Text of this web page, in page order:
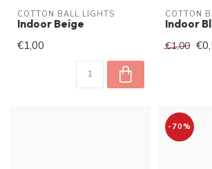
COTTON BALL LIGHTS
Indoor Beige
€1,00
COTTON
Indoor
€1,00
-70%